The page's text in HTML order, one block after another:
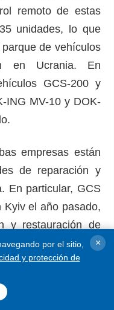
remoto de estas
unidades, lo que
de vehículos
en Ucrania. En
GCS-200 y
ING MV-10 y DOK-
empresas están
de reparación y
En particular, GCS
Kyiv el año pasado,
y restauración de
de cien salidas
con su socio local
por el sitio,
y protección de
×